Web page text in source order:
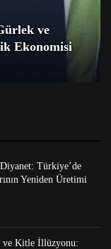
ve
Ekonomisi
Türkiye’de
Yeniden Üretimi
ve Kitle İllüzyonu: